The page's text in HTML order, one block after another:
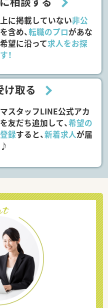
に掲載していない非公
を含め、転職のプロがあな
望に沿って求人をお探
！
け取る
スタッフLINE公式アカ
友だち追加して、希望の
録すると、新着求人が届